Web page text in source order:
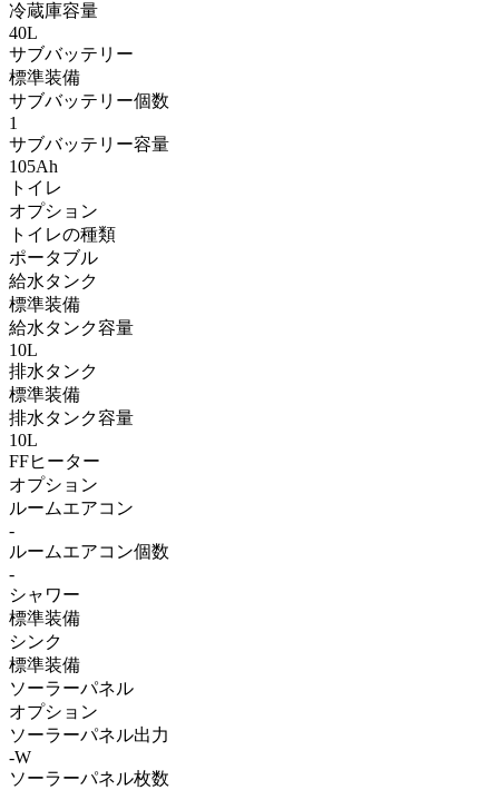
冷蔵庫容量
40L
サブバッテリー
標準装備
サブバッテリー個数
1
サブバッテリー容量
105Ah
トイレ
オプション
トイレの種類
ポータブル
給水タンク
標準装備
給水タンク容量
10L
排水タンク
標準装備
排水タンク容量
10L
FFヒーター
オプション
ルームエアコン
-
ルームエアコン個数
-
シャワー
標準装備
シンク
標準装備
ソーラーパネル
オプション
ソーラーパネル出力
-W
ソーラーパネル枚数